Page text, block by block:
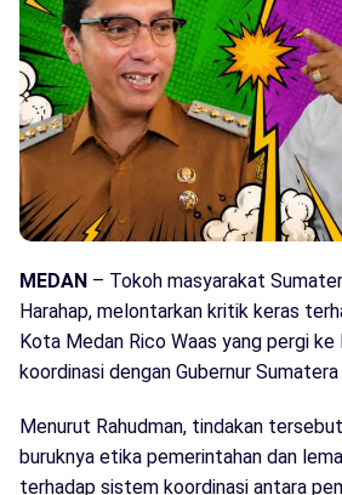
MEDAN – Tokoh masyarakat
Harahap, melontarkan kritik keras
Kota Medan Rico Waas yang pergi
koordinasi dengan Gubernur Sumatera
Menurut Rahudman, tindakan
buruknya etika pemerintahan dan
terhadap sistem koordinasi antara